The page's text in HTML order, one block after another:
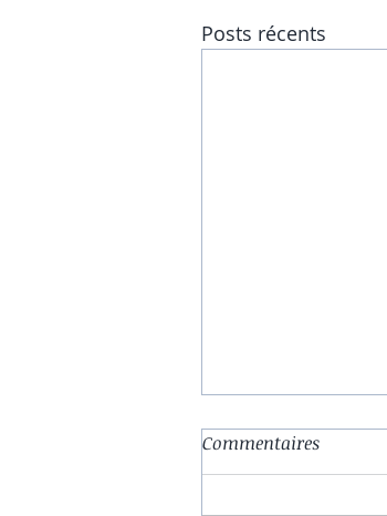
Posts récents
Commentaires